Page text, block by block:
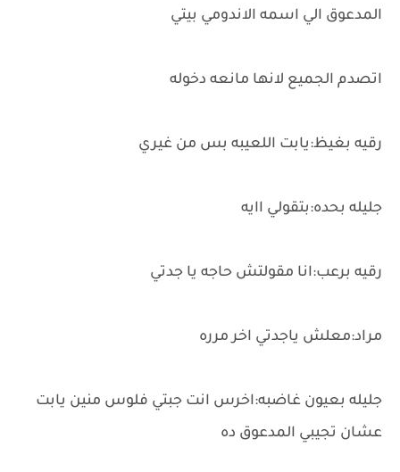
المدعوق الي اسمه الاندومي بيتي
اتصدم الجميع لانها مانعه دخوله
رقيه بغيظ:يابت اللعيبه بس من غيري
جليله بحده:بتقولي اايه
رقيه برعب:انا مقولتش حاجه يا جدتي
مراد:معلش ياجدتي اخر مرره
جليله بعيون غاضبه:اخرس انت جبتي فلوس منين يابت
عشان تجيبي المدعوق ده